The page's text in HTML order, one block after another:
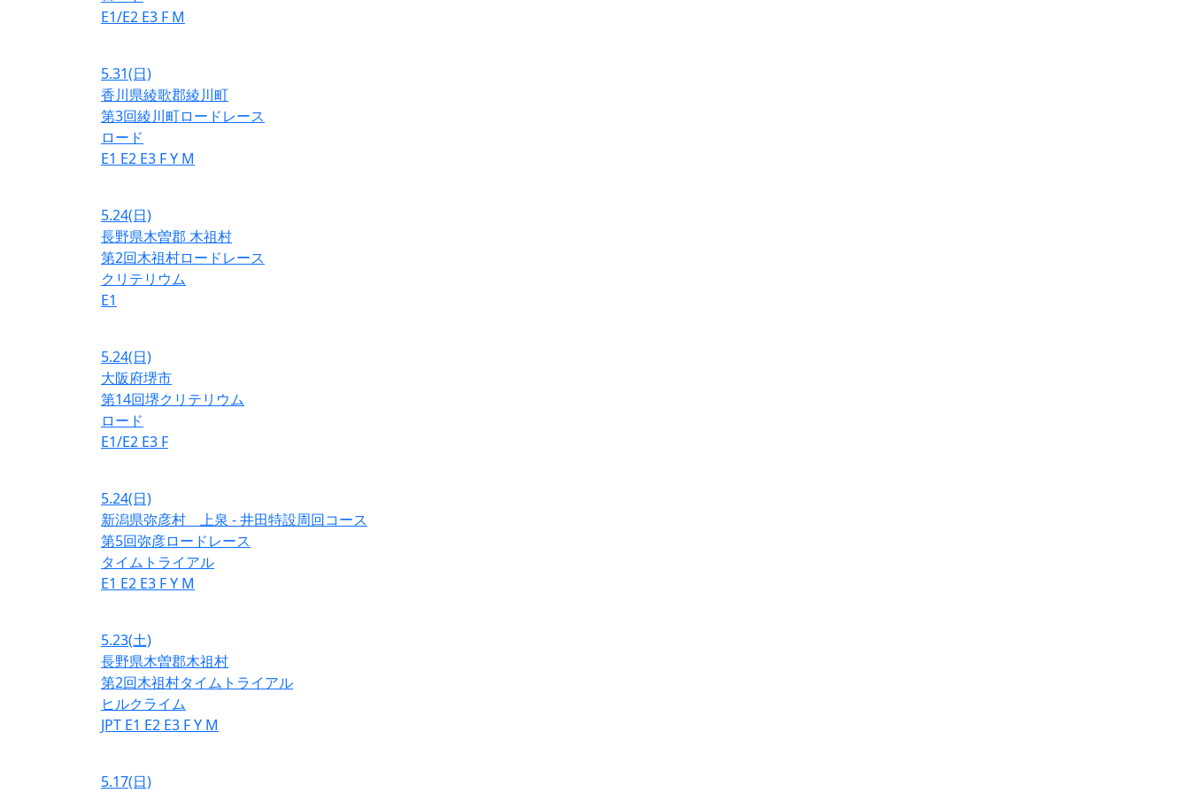
E1/E2 E3 F M
5.31(日)
香川県綾歌郡綾川町
第3回綾川町ロードレース
ロード
E1 E2 E3 FY M
5.24(日)
長野県木曽郡 木祖村
第2回木祖村ロードレース
クリテリウム
E1
5.24(日)
大阪府堺市
第14回堺クリテリウム
ロード
E1/E2 E3 F
5.24(日)
新潟県弥彦村 上泉 - 井田特設周回コース
第5回弥彦ロードレース
タイムトライアル
E1 E2 E3 FY M
5.23(土)
長野県木曽郡木祖村
第2回木祖村タイムトライアル
ヒルクライム
JPT E1 E2 E3 FY M
5.17(日)